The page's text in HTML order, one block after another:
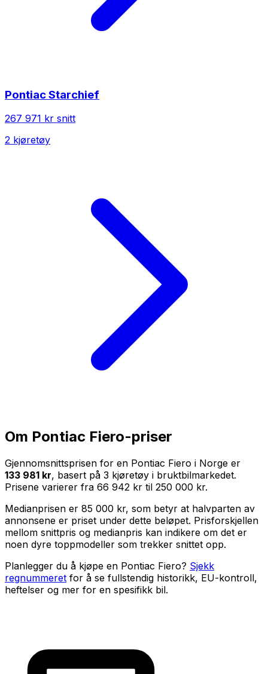
PontiacStarchief
267 971 kr snitt
2 kjøretøy
Om Pontiac Fiero-priser
Gjennomsnittsprisen for en Pontiac Fiero i Norge er
133 981 kr, basert på 3 kjøretøy i bruktbilmarkedet.
Prisene varierer fra 66 942 kr til 250 000 kr.
Medianprisen er 85 000 kr, som betyr at halvparten av
annonsene er priset under dette beløpet. Prisforskjellen
mellom snittpris og medianpris kan indikere om det er
noen dyre toppmodeller som trekker snittet opp.
Planlegger du å kjøpe en Pontiac Fiero? Sjekk
regnummeret for å se fullstendig historikk, EU-kontroll,
heftelser og mer for en spesifikk bil.